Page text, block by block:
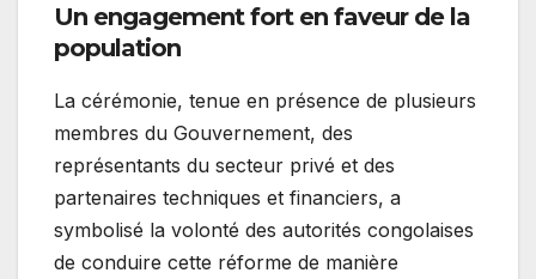
Un engagement fort en faveur de la
population
La cérémonie, tenue en présence de plusieurs
membres du Gouvernement, des
représentants du secteur privé et des
partenaires techniques et financiers, a
symbolisé la volonté des autorités congolaises
de conduire cette réforme de manière